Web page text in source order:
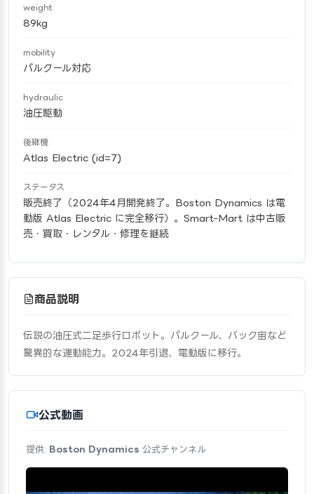
weight
89kg
mobility
パルクール対応
hydraulic
油圧駆動
後継機
Atlas Electric (id=7)
ステータス
販売終了（2024年4月開発終了。Boston Dynamics は電
動版 Atlas Electric に完全移行）。Smart-Mart は中古販
売・買取・レンタル・修理を継続
商品説明
伝説の油圧式二足歩行ロボット。パルクール、バック宙など
驚異的な運動能力。2024年引退、電動版に移行。
公式動画
提供: Boston Dynamics 公式チャンネル